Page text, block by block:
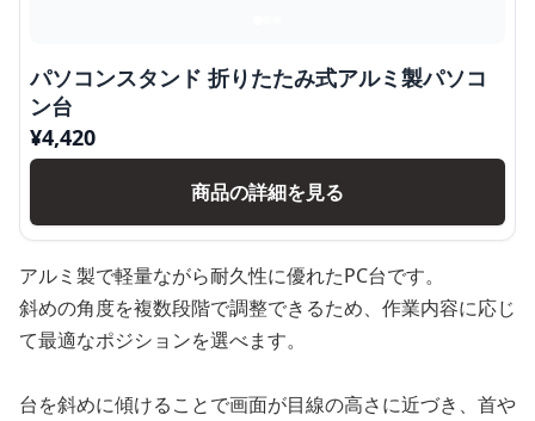
パソコンスタンド 折りたたみ式アルミ製パソコ
ン台
¥4,420
商品の詳細を見る
アルミ製で軽量ながら耐久性に優れたPC台です。
斜めの角度を複数段階で調整できるため、作業内容に応じ
て最適なポジションを選べます。
台を斜めに傾けることで画面が目線の高さに近づき、首や